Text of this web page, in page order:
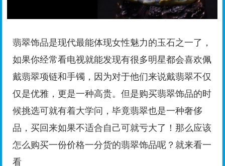
翡翠饰品是现代最能体现女性魅力的玉石之一了，
如果你经常看电视就能发现有很多明星都会喜欢佩
戴翡翠项链和手镯，因为对于他们来说戴翡翠不仅
仅是优雅，更是一种高贵。但是购买翡翠饰品的时
候挑选可就有着大学问，毕竟翡翠也是一种奢侈
品，买回来如果不适合自己可就亏大了！那么应该
怎么购买一份价格一分货的翡翠饰品呢？就来看一
看